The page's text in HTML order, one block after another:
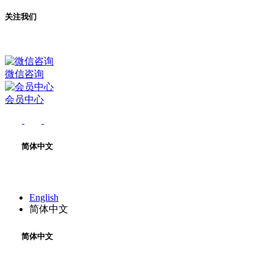
关注我们
微信咨询
会员中心
简体中文
English
简体中文
简体中文